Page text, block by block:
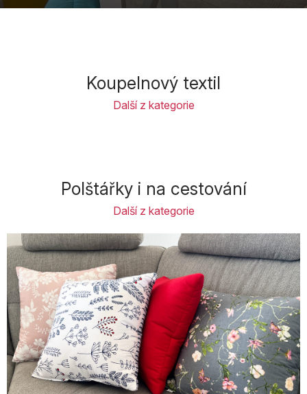
Koupelnový textil
Další z kategorie
Polštářky i na cestování
Další z kategorie